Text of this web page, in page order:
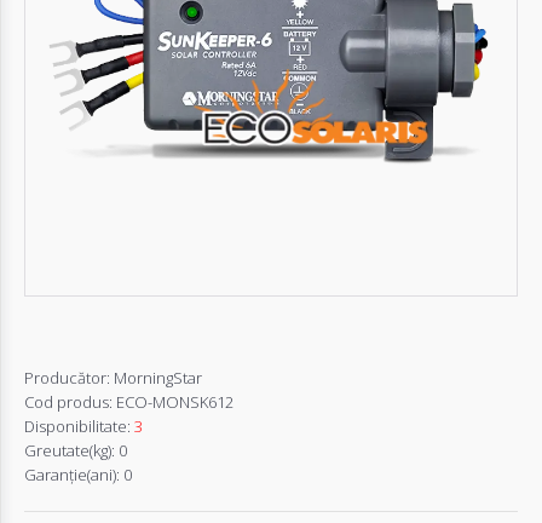
Autentifică-
Înregistrează-
Producător: MorningStar
Cod produs: ECO-MONSK612
Disponibilitate: 3
Greutate(kg): 0
Garanţie(ani): 0